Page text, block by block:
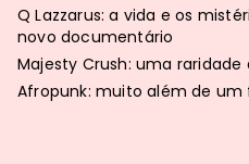
Q Lazzarus: a vida e os
novo documentário
Majesty Crush: uma raridade
Afropunk: muito além de